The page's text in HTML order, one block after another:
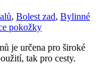
, Bolest zad, Bylinné
pokožky
je určena pro široké
tak pro cesty.